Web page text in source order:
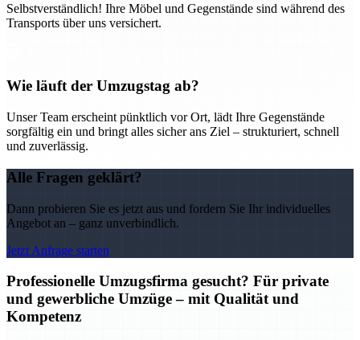
Selbstverständlich! Ihre Möbel und Gegenstände sind während des
Transports über uns versichert.
Wie läuft der Umzugstag ab?
Unser Team erscheint pünktlich vor Ort, lädt Ihre Gegenstände
sorgfältig ein und bringt alles sicher ans Ziel – strukturiert, schnell
und zuverlässig.
Alle Fragen geklärt?
Dann probieren Sie es jetzt aus und fordern Sie Ihr individuelles
Angebot an – ganz unverbindlich.
Jetzt Anfrage starten
Professionelle Umzugsfirma gesucht? Für private
und gewerbliche Umzüge – mit Qualität und
Kompetenz